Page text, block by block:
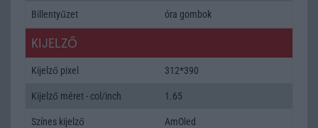
Billentyűzet óra gombok
KIJELZŐ
Kijelző pixel 312*390
Kijelző méret - col/inch 1.65
Színes kijelző AmOled